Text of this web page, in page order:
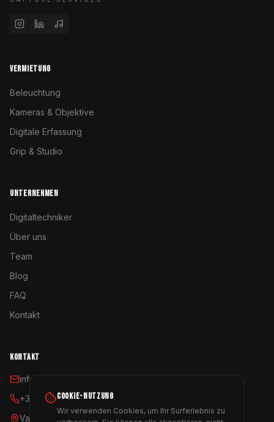
VERMIETUNG
Beleuchtung
Kameras & Objektive
Digitale Erfassung
Grip & Studio
UNTERNEHMEN
Digitaltechniker
Über uns
Team
Blog
FAQ
Kontakt
KONTAKT
info@coyoterent.com
+34 641 23 11 24
Valencia, España
COOKIE-NUTZUNG
Wir verwenden Cookies, um Ihr Surferlebnis zu